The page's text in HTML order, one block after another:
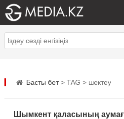
Басты бет> TAG > шектеу
Шымкент қаласының